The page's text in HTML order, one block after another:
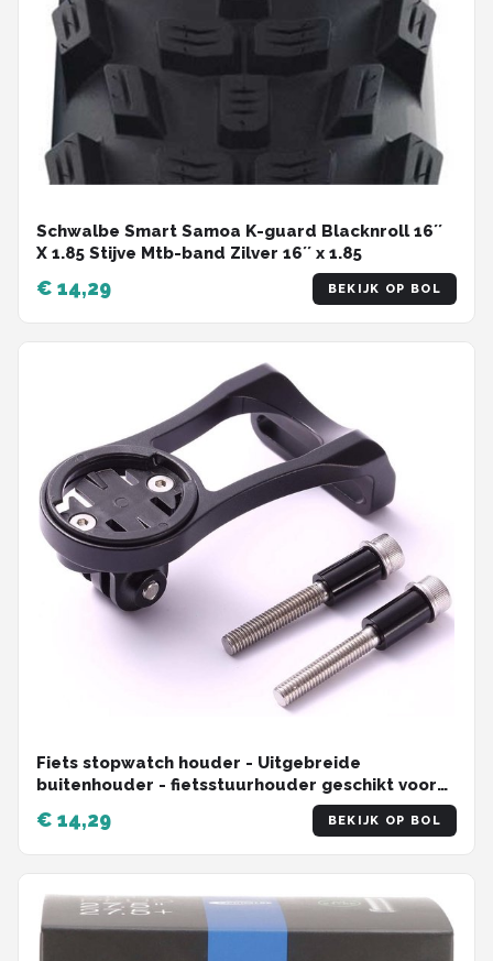
Schwalbe Smart Samoa K-guard Blacknroll 16´´
X 1.85 Stijve Mtb-band Zilver 16´´ x 1.85
€ 14,29 BEKIJK OP BOL
Fiets stopwatch houder - Uitgebreide
buitenhouder - fietsstuurhouder geschikt voor
NiteRider-adapter, sportactiecamera, geschikt
voor GARMIN, Walker Little G, Maijin, IGPS,
Blackbird, Bairuiteng, Maoyan, enz.
€ 14,29 BEKIJK OP BOL